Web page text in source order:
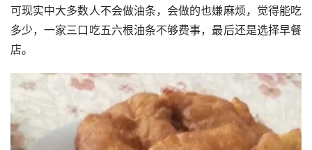
可现实中大多数人不会做油条，会做的也嫌麻烦，觉得能吃
多少，一家三口吃五六根油条不够费事，最后还是选择早餐
店。